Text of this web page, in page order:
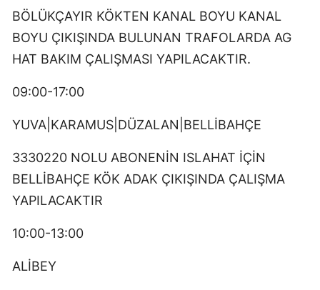
BÖLÜKÇAYIR KÖKTEN KANAL BOYU KANAL
BOYU ÇIKIŞINDA BULUNAN TRAFOLARDA AG
HAT BAKIM ÇALIŞMASI YAPILACAKTIR.
09:00-17:00
YUVA|KARAMUS|DÜZALAN|BELLİBAHÇE
3330220 NOLU ABONENİN ISLAHAT İÇİN
BELLİBAHÇE KÖK ADAK ÇIKIŞINDA ÇALIŞMA
YAPILACAKTIR
10:00-13:00
ALİBEY